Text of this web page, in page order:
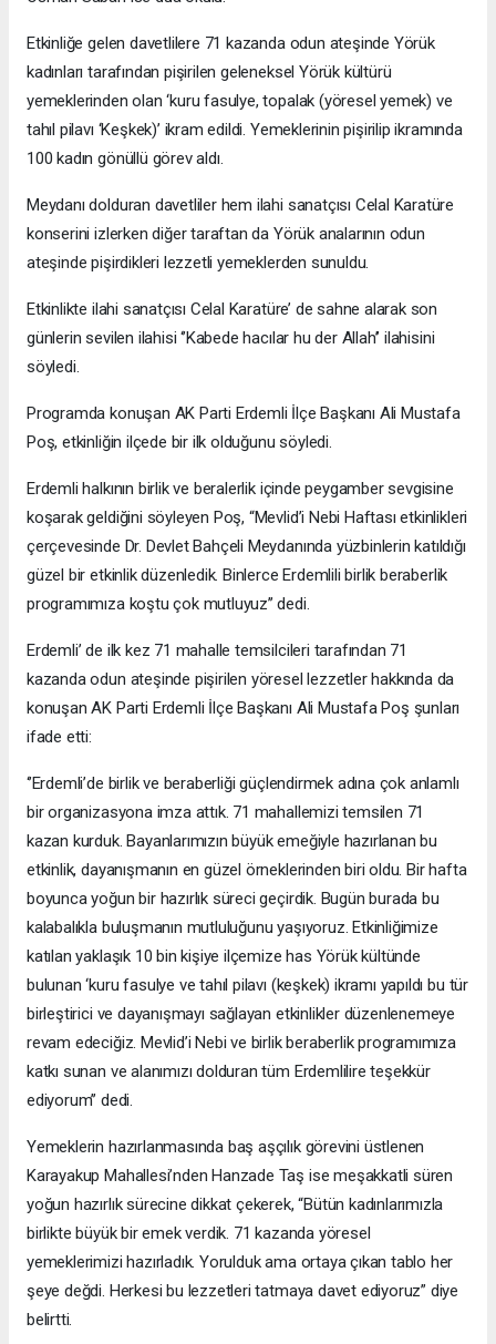
Etkinliğe gelen davetlilere 71 kazanda odun ateşinde Yörük
kadınları tarafından pişirilen geleneksel Yörük kültürü
yemeklerinden olan ‘kuru fasulye, topalak (yöresel yemek) ve
tahıl pilavı ‘Keşkek)’ ikram edildi. Yemeklerinin pişirilip ikramında
100 kadın gönüllü görev aldı.
Meydanı dolduran davetliler hem ilahi sanatçısı Celal Karatüre
konserini izlerken diğer taraftan da Yörük analarının odun
ateşinde pişirdikleri lezzetli yemeklerden sunuldu.
Etkinlikte ilahi sanatçısı Celal Karatüre’ de sahne alarak son
günlerin sevilen ilahisi ‘’Kabede hacılar hu der Allah’’ ilahisini
söyledi.
Programda konuşan AK Parti Erdemli İlçe Başkanı Ali Mustafa
Poş, etkinliğin ilçede bir ilk olduğunu söyledi.
Erdemli halkının birlik ve beralerlik içinde peygamber sevgisine
koşarak geldiğini söyleyen Poş, “Mevlid’i Nebi Haftası etkinlikleri
çerçevesinde Dr. Devlet Bahçeli Meydanında yüzbinlerin katıldığı
güzel bir etkinlik düzenledik. Binlerce Erdemlili birlik beraberlik
programımıza koştu çok mutluyuz’’ dedi.
Erdemli’ de ilk kez 71 mahalle temsilcileri tarafından 71
kazanda odun ateşinde pişirilen yöresel lezzetler hakkında da
konuşan AK Parti Erdemli İlçe Başkanı Ali Mustafa Poş şunları
ifade etti:
‘’Erdemli’de birlik ve beraberliği güçlendirmek adına çok anlamlı
bir organizasyona imza attık. 71 mahallemizi temsilen 71
kazan kurduk. Bayanlarımızın büyük emeğiyle hazırlanan bu
etkinlik, dayanışmanın en güzel örneklerinden biri oldu. Bir hafta
boyunca yoğun bir hazırlık süreci geçirdik. Bugün burada bu
kalabalıkla buluşmanın mutluluğunu yaşıyoruz. Etkinliğimize
katılan yaklaşık 10 bin kişiye ilçemize has Yörük kültünde
bulunan ‘kuru fasulye ve tahıl pilavı (keşkek) ikramı yapıldı bu tür
birleştirici ve dayanışmayı sağlayan etkinlikler düzenlenemeye
revam edeciğiz. Mevlid’i Nebi ve birlik beraberlik programımıza
katkı sunan ve alanımızı dolduran tüm Erdemlilire teşekkür
ediyorum’’ dedi.
Yemeklerin hazırlanmasında baş aşçılık görevini üstlenen
Karayakup Mahallesi’nden Hanzade Taş ise meşakkatli süren
yoğun hazırlık sürecine dikkat çekerek, “Bütün kadınlarımızla
birlikte büyük bir emek verdik. 71 kazanda yöresel
yemeklerimizi hazırladık. Yorulduk ama ortaya çıkan tablo her
şeye değdi. Herkesi bu lezzetleri tatmaya davet ediyoruz” diye
belirtti.